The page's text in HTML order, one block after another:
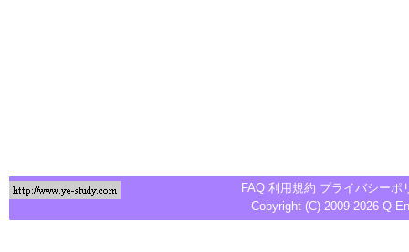
FAQ 利用規約 プライバシーポ
Copyright (C) 2009-2026 Q-